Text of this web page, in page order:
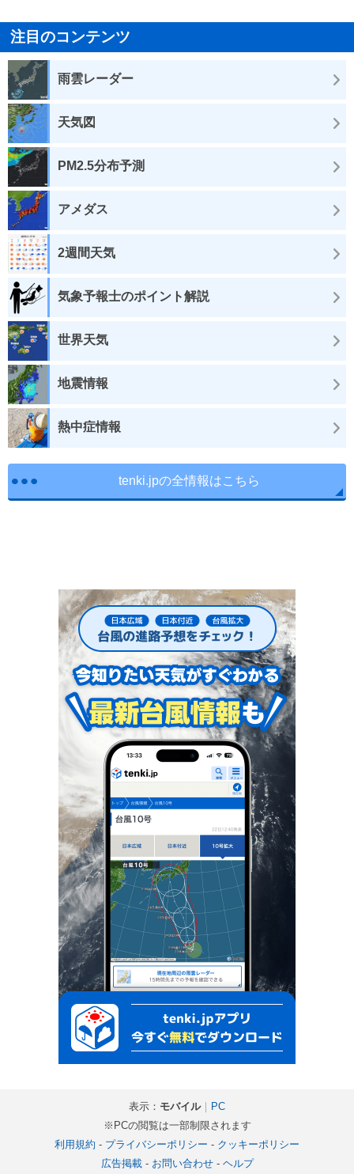
注目のコンテンツ
雨雲レーダー
天気図
PM2.5分布予測
アメダス
2週間天気
気象予報士のポイント解説
世界天気
地震情報
熱中症情報
tenki.jpの全情報はこちら
表示： モバイル｜ PC
※PCの閲覧は一部制限されます
利用規約 - プライバシーポリシー - クッキーポリシー
広告掲載- お問い合わせ- ヘルプ